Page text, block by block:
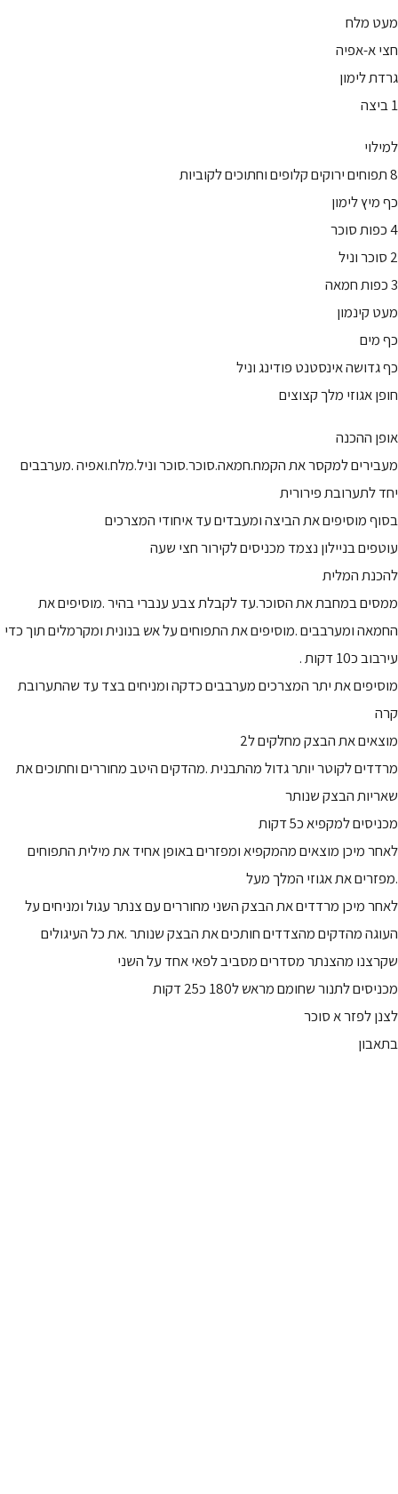
מעט מלח
חצי א-אפיה
גרדת לימון
1 ביצה
למילוי
8 תפוחים ירוקים קלופים וחתוכים לקוביות
כף מיץ לימון
4 כפות סוכר
2 סוכר וניל
3 כפות חמאה
מעט קינמון
כף מים
כף גדושה אינסטנט פודינג וניל
חופן אגוזי מלך קצוצים
אופן ההכנה
מעבירים למקסר את הקמח.חמאה.סוכר.סוכר וניל.מלח.ואפיה .מערבבים
יחד לתערובת פירורית
בסוף מוסיפים את הביצה ומעבדים עד איחודי המצרכים
עוטפים בניילון נצמד מכניסים לקירור חצי שעה
להכנת המלית
ממסים במחבת את הסוכר.עד לקבלת צבע ענברי בהיר .מוסיפים את
החמאה ומערבבים .מוסיפים את התפוחים על אש בנונית ומקרמלים תוך כדי
עירבוב כ10 דקות .
מוסיפים את יתר המצרכים מערבבים כדקה ומניחים בצד עד שהתערובת
קרה
מוצאים את הבצק מחלקים ל2
מרדדים לקוטר יותר גדול מהתבנית .מהדקים היטב מחוררים וחתוכים את
שאריות הבצק שנותר
מכניסים למקפיא כ5 דקות
לאחר מיכן מוצאים מהמקפיא ומפזרים באופן אחיד את מילית התפוחים
.מפזרים את אגוזי המלך מעל
לאחר מיכן מרדדים את הבצק השני מחוררים עם צנתר עגול ומניחים על
העוגה מהדקים מהצדדים חותכים את הבצק שנותר .את כל העיגולים
שקרצנו מהצנתר מסדרים מסביב לפאי אחד על השני
מכניסים לתנור שחומם מראש ל180 כ25 דקות
לצנן לפזר א סוכר
בתאבון